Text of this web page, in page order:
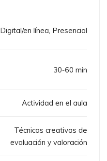
Digital/en línea, Presencial
30-60 min
Actividad en el aula
Técnicas creativas de
evaluación y valoración